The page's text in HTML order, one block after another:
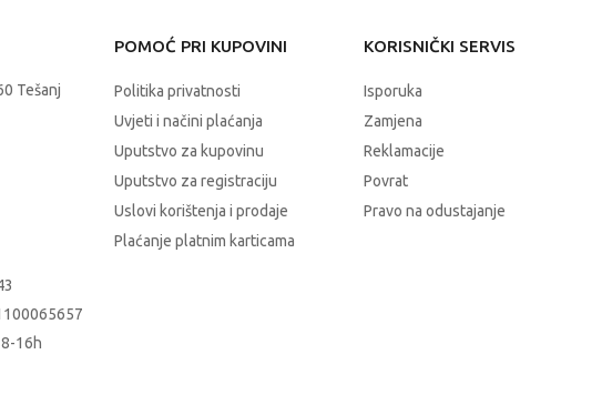
Tešanj
16h
POMOĆ PRI KUPOVINI
Politika privatnosti
Uvjeti i načini plaćanja
Uputstvo za kupovinu
Uputstvo za registraciju
Uslovi korištenja i prodaje
Plaćanje platnim karticama
KORISNIČKI SERVIS
Isporuka
Zamjena
Reklamacije
Povrat
Pravo na odustajanje